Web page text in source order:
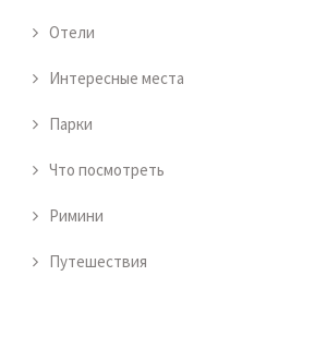
Отели
Интересные места
Парки
Что посмотреть
Римини
Путешествия